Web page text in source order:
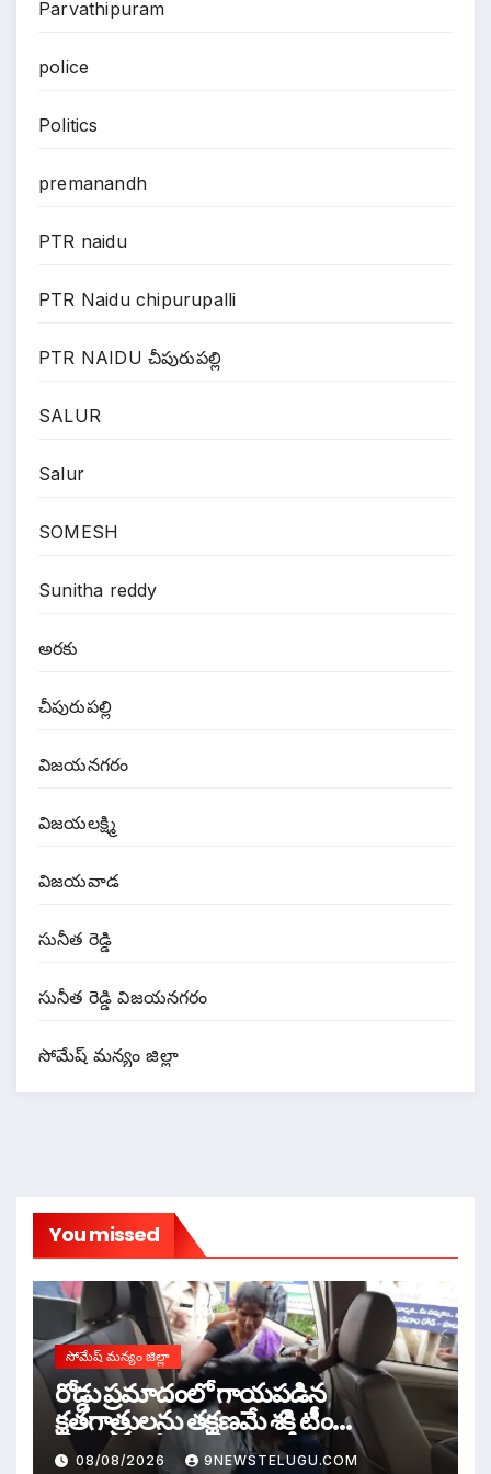
Parvathipuram
police
Politics
premanandh
PTR naidu
PTR Naidu chipurupalli
PTR NAIDU చీపురుపల్లి
SALUR
Salur
SOMESH
Sunitha reddy
అరకు
చీపురుపల్లి
విజయనగరం
విజయలక్ష్మి
విజయవాడ
సునీత రెడ్డి
సునీత రెడ్డి విజయనగరం
సోమేష్ మన్యం జిల్లా
You missed
సోమేష్ మన్యం జిల్లా
రోడ్డు ప్రమాదంలో గాయపడిన
క్షతగాత్రులను తక్షణమే శక్తి టీం
వాహనంలో హాస్పిటల్ కు తరలించిన
08/08/2026 9NEWSTELUGU.COM